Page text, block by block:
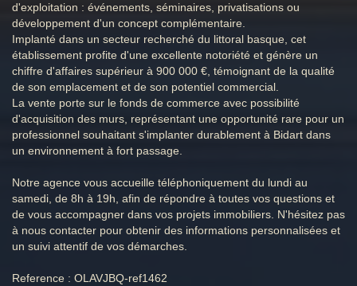
d'exploitation : événements, séminaires, privatisations ou
développement d'un concept complémentaire.
Implanté dans un secteur recherché du littoral basque, cet
établissement profite d'une excellente notoriété et génère un
chiffre d'affaires supérieur à 900 000 €, témoignant de la qualité
de son emplacement et de son potentiel commercial.
La vente porte sur le fonds de commerce avec possibilité
d'acquisition des murs, représentant une opportunité rare pour un
professionnel souhaitant s'implanter durablement à Bidart dans
un environnement à fort passage.
Notre agence vous accueille téléphoniquement du lundi au
samedi, de 8h à 19h, afin de répondre à toutes vos questions et
de vous accompagner dans vos projets immobiliers. N'hésitez pas
à nous contacter pour obtenir des informations personnalisées et
un suivi attentif de vos démarches.
Reference : OLAVJBQ-ref1462